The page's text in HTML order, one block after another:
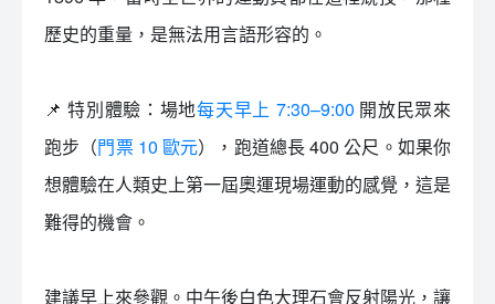
歷史的重量，是無法用言語形容的。
📌 特別體驗：場地每天早上 7:30–9:00 開放民眾來
跑步（門票 10 歐元），跑道總長 400 公尺。如果你
想體驗在人類史上第一屆奧運現場運動的感覺，這是
難得的機會。
建議早上來參觀。中午後白色大理石會反射陽光，讓